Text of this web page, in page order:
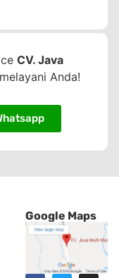
CV. Java
Anda!
Google Maps